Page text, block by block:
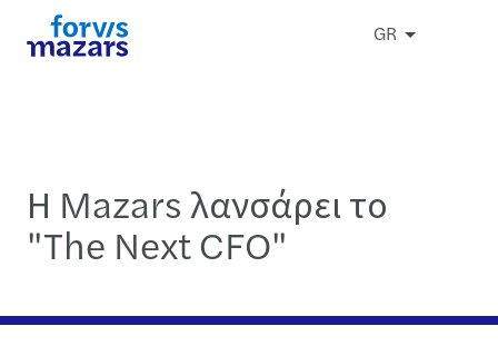
GR
Η Mazars λανσάρει το
"The Next CFO"